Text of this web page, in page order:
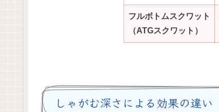
フルボトムスクワット
（ATGスクワット）
しゃがむ深さによる効果の違い